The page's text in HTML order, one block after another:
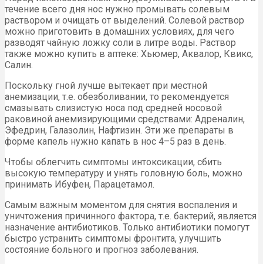
течение всего дня нос нужно промывать солевым
раствором и очищать от выделений. Солевой раствор
можно приготовить в домашних условиях, для чего
разводят чайную ложку соли в литре воды. Раствор
также можно купить в аптеке: Хьюмер, Аквалор, Квикс,
Салин.
Поскольку гной лучше вытекает при местной
анемизации, т.е. обезболивании, то рекомендуется
смазывать слизистую носа под средней носовой
раковиной анемизирующими средствами: Адреналин,
Эфедрин, Галазолин, Нафтизин. Эти же препараты в
форме капель нужно капать в нос 4–5 раз в день.
Чтобы облегчить симптомы интоксикации, сбить
высокую температуру и унять головную боль, можно
принимать Ибуфен, Парацетамол.
Самым важным моментом для снятия воспаления и
уничтожения причинного фактора, т.е. бактерий, является
назначение антибиотиков. Только антибиотики помогут
быстро устранить симптомы фронтита, улучшить
состояние больного и прогноз заболевания.